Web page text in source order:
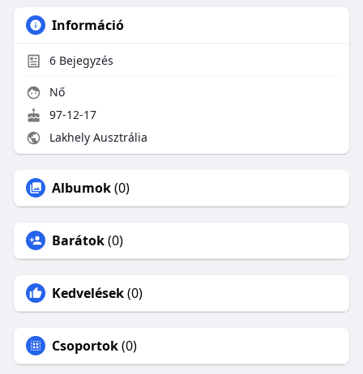
Információ
6Bejegyzés
Nő
97-12-17
Lakhely Ausztrália
Albumok(0)
Barátok(0)
Kedvelések(0)
Csoportok(0)